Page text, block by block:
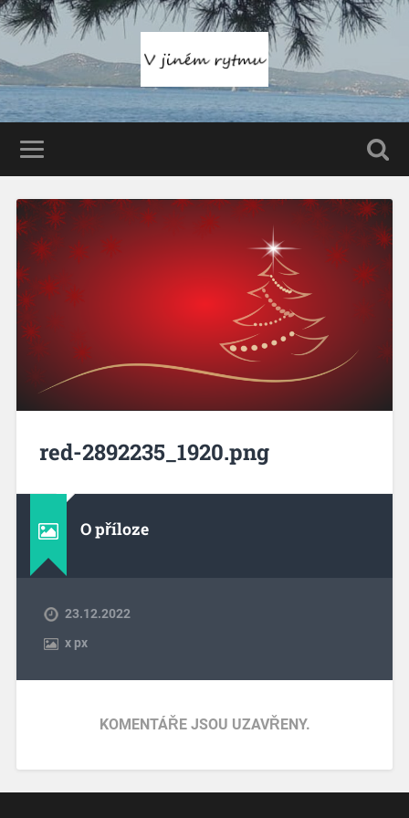
red-2892235_1920.png
O příloze
23.12.2022
xpx
KOMENTÁŘE JSOU UZAVŘENY.